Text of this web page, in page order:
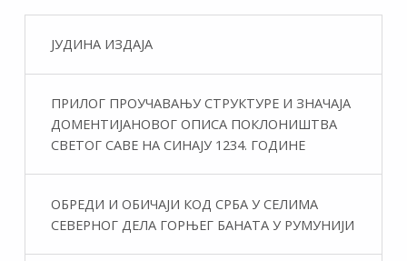
ЈУДИНА ИЗДАЈА
ПРИЛОГ ПРОУЧАВАЊУ СТРУКТУРЕ И ЗНАЧАЈА
ДОМЕНТИЈАНОВОГ ОПИСА ПОКЛОНИШТВА
СВЕТОГ САВЕ НА СИНАЈУ 1234. ГОДИНЕ
ОБРЕДИ И ОБИЧАЈИ КОД СРБА У СЕЛИМА
СЕВЕРНОГ ДЕЛА ГОРЊЕГ БАНАТА У РУМУНИЈИ